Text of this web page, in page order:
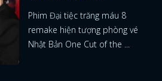
Phim Đại tiệc trăng máu 8
remake hiện tượng phòng vé
Nhật Bản One Cut of the ...